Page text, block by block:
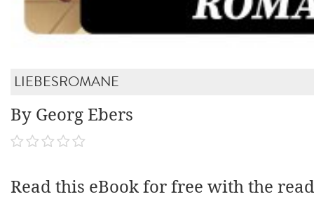
LIEBESROMANE
By Georg Ebers
Read this eBook for free with the